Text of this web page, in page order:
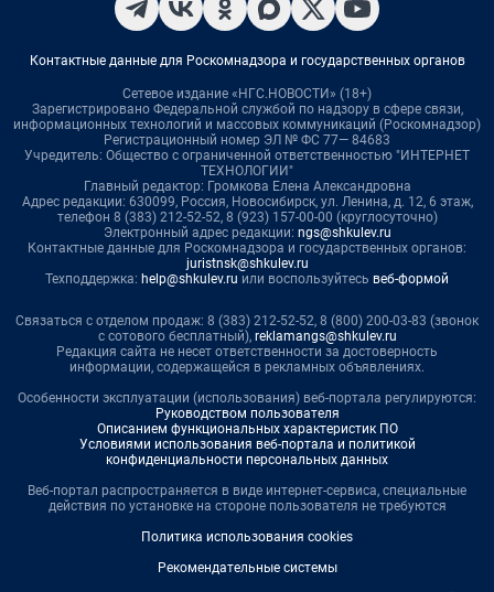
Контактные данные для Роскомнадзора и государственных органов
Сетевое издание «НГС.НОВОСТИ» (18+)
Зарегистрировано Федеральной службой по надзору в сфере связи,
информационных технологий и массовых коммуникаций (Роскомнадзор)
Регистрационный номер ЭЛ № ФС 77— 84683
Учредитель: Общество с ограниченной ответственностью "ИНТЕРНЕТ
ТЕХНОЛОГИИ"
Главный редактор: Громкова Елена Александровна
Адрес редакции: 630099, Россия, Новосибирск, ул. Ленина, д. 12, 6 этаж,
телефон 8 (383) 212-52-52, 8 (923) 157-00-00 (круглосуточно)
Электронный адрес редакции: ngs@shkulev.ru
Контактные данные для Роскомнадзора и государственных органов:
juristnsk@shkulev.ru
Техподдержка: help@shkulev.ru или воспользуйтесь веб-формой
Связаться с отделом продаж: 8 (383) 212-52-52, 8 (800) 200-03-83 (звонок
с сотового бесплатный), reklamangs@shkulev.ru
Редакция сайта не несет ответственности за достоверность
информации, содержащейся в рекламных объявлениях.
Особенности эксплуатации (использования) веб-портала регулируются:
Руководством пользователя
Описанием функциональных характеристик ПО
Условиями использования веб-портала и политикой
конфиденциальности персональных данных
Веб-портал распространяется в виде интернет-сервиса, специальные
действия по установке на стороне пользователя не требуются
Политика использования cookies
Рекомендательные системы